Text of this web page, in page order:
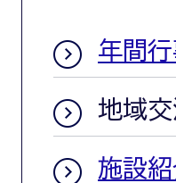
年間
地域
施設